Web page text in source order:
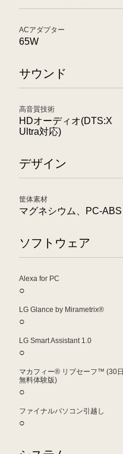
ACアダプター
65W
サウンド
高音質技術
HDオーディオ(DTS:X
Ultra対応)
デザイン
筐体素材
マグネシウム、PC-ABS
ソフトウェア
Alexa for PC
○
LG Glance by Mirametrix®
○
LG Smart Assistant 1.0
○
マカフィー® リブセーフ™ (30日
無料体験版)
○
ファイナルパソコン引越し
○